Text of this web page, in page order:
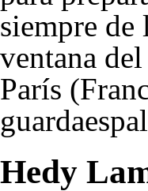
siempre de
ventana
París
Hedy